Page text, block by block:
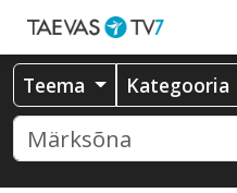
Teema Kategooria